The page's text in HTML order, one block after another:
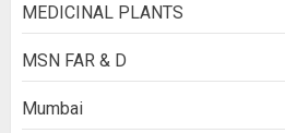
MEDICINAL PLANTS
MSN FAR & D
Mumbai